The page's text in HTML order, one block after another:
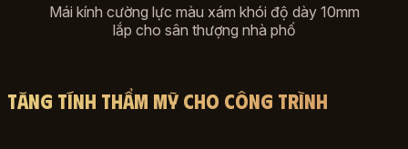
Mái kính cường lực màu xám khói độ dày 10mm
lắp cho sân thượng nhà phố
Tăng tính thẩm mỹ cho công trình